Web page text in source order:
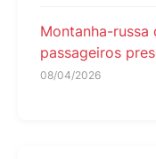
Montanha-russa
passageiros
08/04/2026